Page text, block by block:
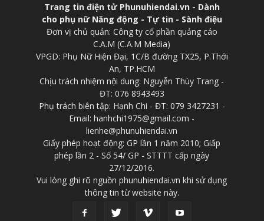
Trang tin điện tử Phunuhiendai.vn - Dành
cho phụ nữ Năng động - Tự tin - Sành điệu
Đơn vị chủ quản: Công ty cổ phần quảng cáo
C.A.M (C.A.M Media)
VPGD: Phụ Nữ Hiện Đại, 1C/B đường TX25, P.Thới
An, TP.HCM
Chịu trách nhiệm nội dung: Nguyễn Thùy Trang -
ĐT: 076 8943493
Phụ trách biên tập: Hạnh Chi - ĐT: 079 3427231 -
Email: hanhchi1975@gmail.com -
lienhe@phunuhiendai.vn
Giấy phép hoạt động: GP lần 1 năm 2010; Giấp
phép lần 2 - Số 54/ GP - STTTT cấp ngày
27/12/2016.
Vui lòng ghi rõ nguồn phunuhiendai.vn khi sử dụng
thông tin từ website này.